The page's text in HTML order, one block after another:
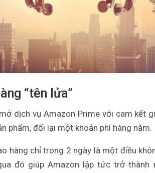
“tên lửa”
dịch vụ Amazon Prime với cam kết
phẩm, đổi lại một khoản phí hàng năm.
hàng chỉ trong 2 ngày là một điều
đó giúp Amazon lập tức trở thành